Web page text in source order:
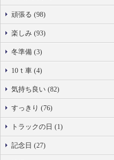
頑張る (98)
楽しみ (93)
冬準備 (3)
10ｔ車 (4)
気持ち良い (82)
すっきり (76)
トラックの日 (1)
記念日 (27)